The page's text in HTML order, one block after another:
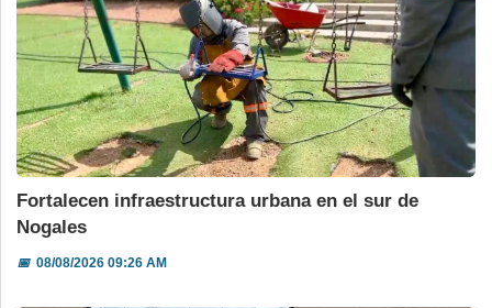
Fortalecen infraestructura urbana en el sur de
Nogales
📅08/08/2026 09:26 AM